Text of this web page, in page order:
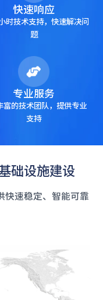
快速响应
时技术支持，快速解决问
题
专业服务
富的技术团队，提供专业
支持
础设施建设
快速稳定、智能可靠